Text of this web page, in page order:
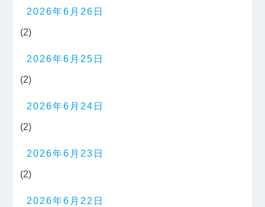
2026年6月26日
(2)
2026年6月25日
(2)
2026年6月24日
(2)
2026年6月23日
(2)
2026年6月22日